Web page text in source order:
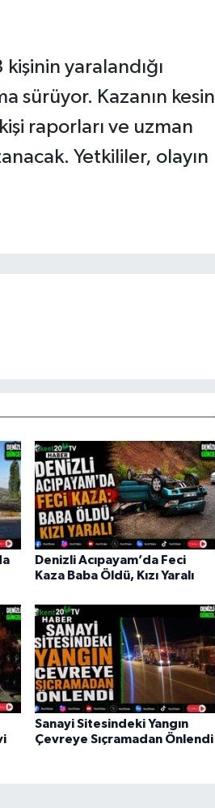
yaralandığı
sürüyor. Kazanın kesin
raporları ve uzman
Yetkililer, olayın
Denizli Acıpayam’da Feci
Kaza Baba Öldü, Kızı Yaralı
Sanayi Sitesindeki Yangın
Çevreye Sıçramadan Önlendi